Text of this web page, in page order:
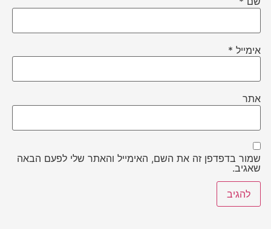
אימייל *
אתר
שמור בדפדפן זה את השם, האימייל והאתר שלי לפעם הבאה
שאגיב.